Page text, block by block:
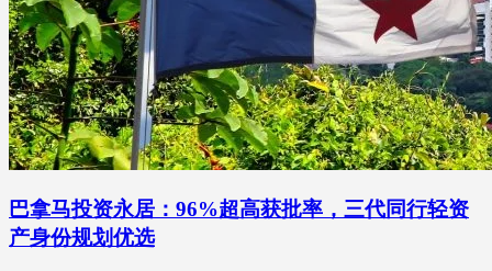
巴拿马投资永居：96%超高获批率，三代同行轻资
产身份规划优选